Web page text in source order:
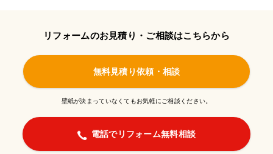
リフォームのお見積り・ご相談はこちらから
無料見積り依頼・相談
壁紙が決まっていなくてもお気軽にご相談ください。
電話でリフォーム無料相談